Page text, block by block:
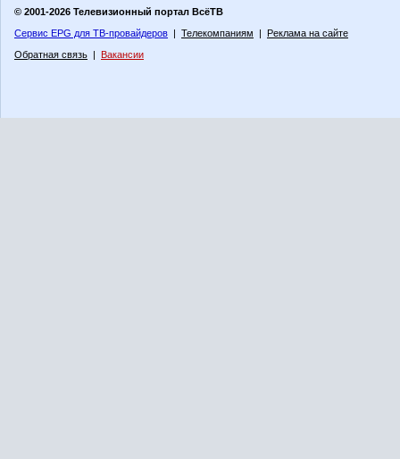
© 2001-2026 Телевизионный портал ВсёТВ
Сервис EPG для ТВ-провайдеров | Телекомпаниям | Реклама на сайте
Обратная связь | Вакансии